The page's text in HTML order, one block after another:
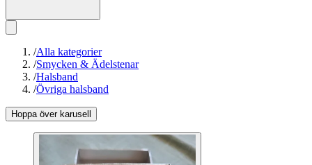
/Alla kategorier
/Smycken & Ädelstenar
/Halsband
/Övriga halsband
Hoppa över karusell